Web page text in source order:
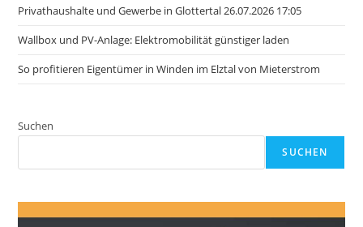
Privathaushalte und Gewerbe in Glottertal 26.07.2026 17:05
Wallbox und PV-Anlage: Elektromobilität günstiger laden
So profitieren Eigentümer in Winden im Elztal von Mieterstrom
Suchen
SUCHEN